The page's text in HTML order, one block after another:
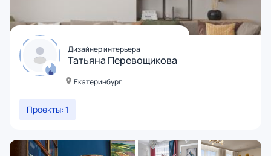
Дизайнер интерьера
Татьяна Перевощикова
Екатеринбург
Проекты: 1